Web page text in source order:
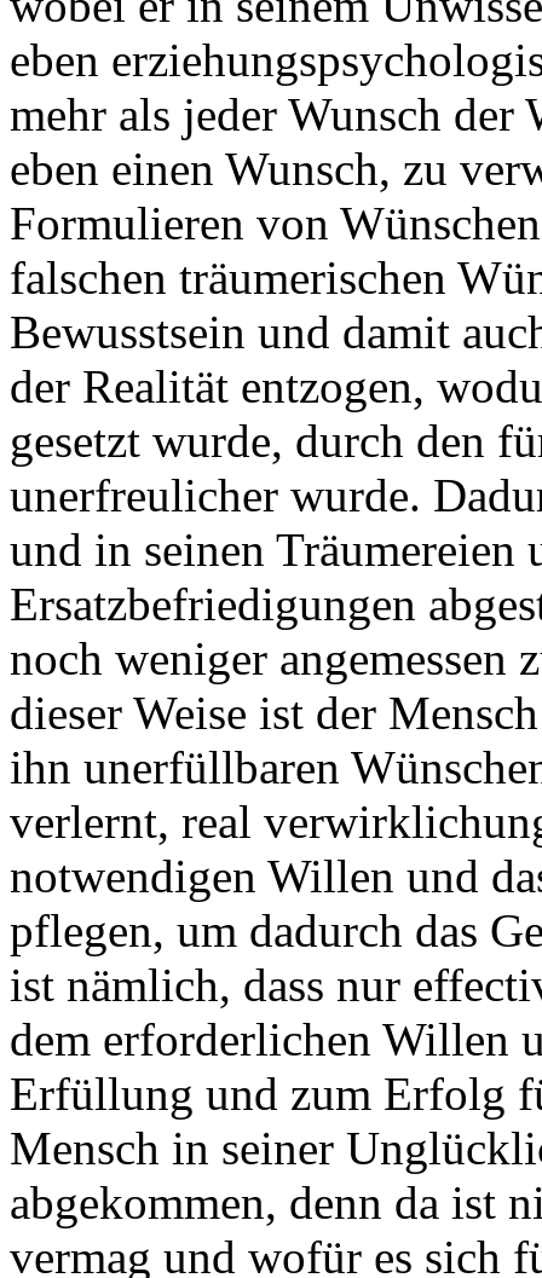
eben
mehr als jeder Wunsch
eben einen Wunsch, zu
Formulieren von
falschen träumerischen
Bewusstsein und damit
der Realität entzogen,
gesetzt wurde, durch den
unerfreulicher wurde.
und in seinen Träumereien
Ersatzbefriedigungen
noch weniger angemessen
dieser Weise ist der
ihn unerfüllbaren
verlernt, real
notwendigen Willen und
pflegen, um dadurch das
ist nämlich, dass nur
dem erforderlichen Willen
Erfüllung und zum Erfolg
Mensch in seiner
abgekommen, denn da ist
vermag und wofür es sich